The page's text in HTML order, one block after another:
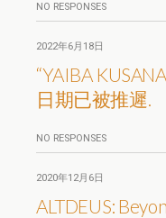
NO RESPONSES
2022年6月18日
“YAIBA
日期已被推遲.
NO RESPONSES
2020年12月6日
ALTDEUS: